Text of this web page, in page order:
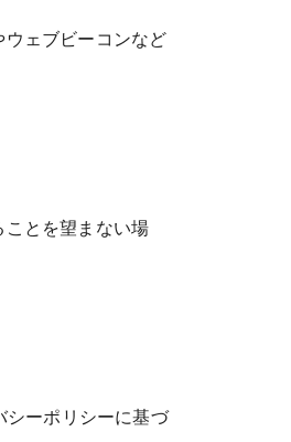
ェブビーコンなど
ことを望まない場
シーポリシーに基づ